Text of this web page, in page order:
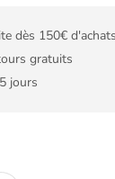
dès 150€ d'achats
gratuits
jours